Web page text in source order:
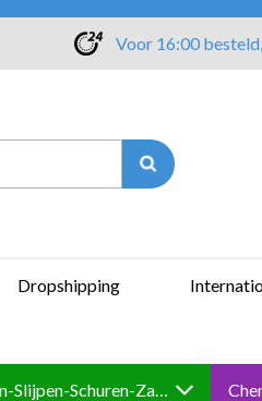
Voor 16:00 besteld,
Dropshipping
Boren-Tappen-Slijpen-Schuren-Zagen